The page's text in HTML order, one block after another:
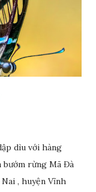
dìu với hàng
bướm rừng Mã Đà
, huyện Vĩnh